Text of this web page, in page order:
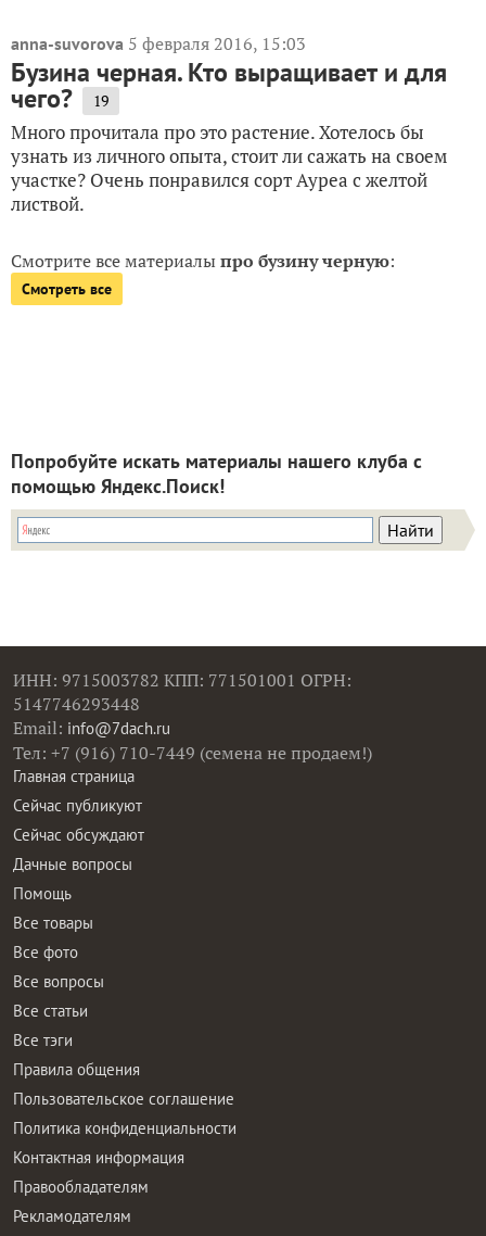
anna-suvorova 5 февраля 2016, 15:03
Бузина черная. Кто выращивает и для
чего? 19
Много прочитала про это растение. Хотелось бы
узнать из личного опыта, стоит ли сажать на своем
участке? Очень понравился сорт Ауреа с желтой
листвой.
Смотрите все материалыпро бузину черную:
Смотреть все
Попробуйте искать материалы нашего клуба с
помощью Яндекс.Поиск!
ИНН: 9715003782 КПП: 771501001 ОГРН:
5147746293448
Email: info@7dach.ru
Тел: +7 (916) 710-7449 (семена не продаем!)
Главная страница
Сейчас публикуют
Сейчас обсуждают
Дачные вопросы
Помощь
Все товары
Все фото
Все вопросы
Все статьи
Все тэги
Правила общения
Пользовательское соглашение
Политика конфиденциальности
Контактная информация
Правообладателям
Рекламодателям